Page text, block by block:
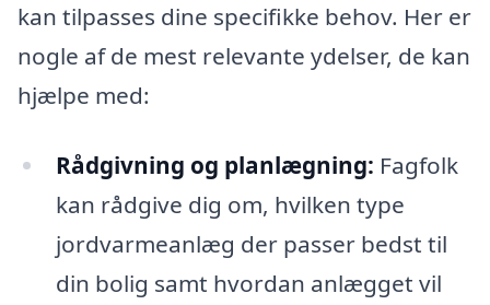
kan tilpasses dine specifikke behov. Her er
nogle af de mest relevante ydelser, de kan
hjælpe med:
Rådgivning og planlægning: Fagfolk
kan rådgive dig om, hvilken type
jordvarmeanlæg der passer bedst til
din bolig samt hvordan anlægget vil